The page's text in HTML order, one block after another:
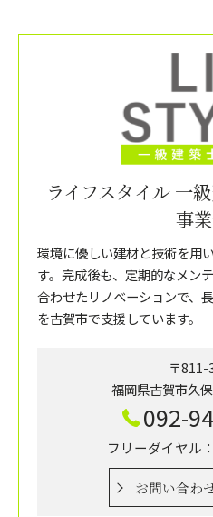
ライフスタイル 一
事
環境に優しい建材と技術を用
す。完成後も、定期的なメン
合わせたリノベーションで、
を古賀市で支援しています。
〒811-
福岡県古賀市久
092-
フリーダイヤル
お問い合わ